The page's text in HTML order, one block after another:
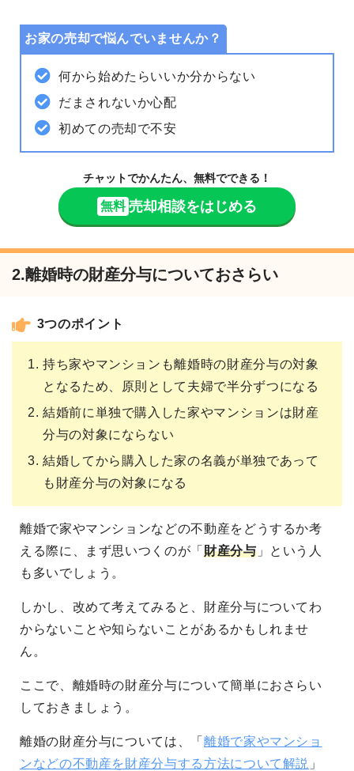
お家の売却で悩んでいませんか？
何から始めたらいいか分からない
だまされないか心配
初めての売却で不安
チャットでかんたん、無料でできる！
無料 売却相談をはじめる
2.離婚時の財産分与についておさらい
3つのポイント
持ち家やマンションも離婚時の財産分与の対象
となるため、原則として夫婦で半分ずつになる
結婚前に単独で購入した家やマンションは財産
分与の対象にならない
結婚してから購入した家の名義が単独であって
も財産分与の対象になる
離婚で家やマンションなどの不動産をどうするか考
える際に、まず思いつくのが「 財産分与」という人
も多いでしょう。
しかし、改めて考えてみると、財産分与についてわ
からないことや知らないことがあるかもしれませ
ん。
ここで、離婚時の財産分与について簡単におさらい
しておきましょう。
離婚の財産分与については、「 離婚で家やマンショ
ンなどの不動産を財産分与する方法について解説 」